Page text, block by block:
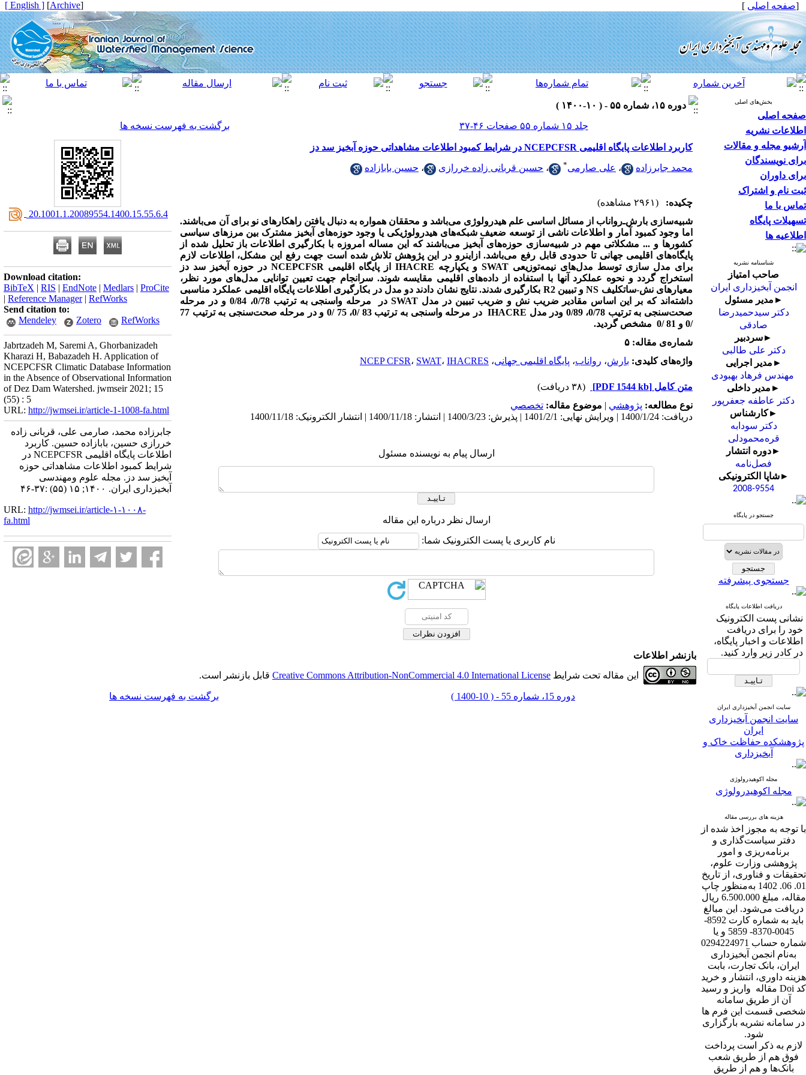
[صفحه اصلی ]
[
Archive
]
[ English ]
بخش‌های اصلی
صفحه اصلی
اطلاعات نشریه
آرشیو مجله و مقالات
برای نویسندگان
برای داوران
ثبت نام و اشتراک
تماس با ما
تسهیلات پایگاه
اطلاعیه ها
شناسنامه نشریه
صاحب امتیاز
انجمن آبخیزداری ایران
►مدیر مسئول
دکتر سیدحمیدرضا
صادقی
►سردبیر
دکتر علی طالبی
►مدیر اجرایی
مهندس فرهاد بهبودی
►مدیر داخلی
دکتر عاطفه جعفرپور
►کارشناس
دکتر سودابه
قره‌محمودلی
►دوره انتشار
فصل‌نامه
►شاپا الکترونیکی
2008-9554
جستجو در پایگاه
جستجوی پیشرفته
دریافت اطلاعات پایگاه
نشانی پست الکترونیک
خود را برای دریافت
اطلاعات و اخبار پایگاه،
در کادر زیر وارد کنید.
سایت انجمن آبخیزداری ایران
سایت انجمن آبخیزداری
ایران
پژوهشکده حفاظت خاک و
آبخیزداری
مجله اکوهیدرولوژی
مجله اکوهیدرولوژی
هزینه های بررسی مقاله
با توجه به مجوز اخذ شده از
دفتر سیاست‌گذاری و
برنامه‌ریزی و امور
پژوهشی وزارت علوم،
تحقیقات و فناوری، از تاریخ
01. 06. 1402 به‌منظور چاپ
مقاله، مبلغ 6.500.000 ریال
دریافت می‌شود. این مبالغ
باید به شماره کارت 8592-
0045-8370- 5859 و یا
شماره حساب 0294224971
به‌نام انجمن آبخیزداری
ایران، بانک تجارت، بابت
هزینه داوری، انتشار و خرید
کد Doi مقاله واریز و رسید
آن از طریق سامانه
شخصی قسمت این فرم ها
در سامانه نشریه بارگزاری
شود.
لازم به ذکر است پرداخت
فوق هم از طریق شعب
بانک‌‌ها و هم از طریق
دوره ۱۵، شماره ۵۵ - ( ۱۰-۱۴۰۰ )
جلد ۱۵ شماره ۵۵ صفحات ۴۶-۳۷
برگشت به فهرست نسخه ها
کاربرد اطلاعات پایگاه اقلیمی NCEPCFSR در شرایط کمبود اطلاعات مشاهداتی حوزه آبخیز سد دز
محمد جابرزاده ، علی صارمی* ، حسین قربانی زاده خررازی ، حسین بابازاده
چکیده:
(۲۹۶۱ مشاهده)
شبیه‌سازی بارش‌ـ‌رواناب از مسائل اساسی علم هیدرولوژی می‌باشد و محققان همواره به دنبال یافتن راهکارهای نو برای آن می‌باشند.
اما وجود کمبود آمار و اطلاعات ناشی از توسعه ضعیف شبکه‌های هیدرولوژیکی یا وجود حوزه‌های آبخیز مشترک بین مرزهای سیاسی
کشورها و ... مشکلاتی مهم در شبیه‌سازی حوزه‌های آبخیز می‌باشند که این مساله امروزه با بکارگیری اطلاعات باز تحلیل شده از
پایگاه‌های اقلیمی جهانی تا حدودی قابل رفع می‌باشد. از‌اینرو در این پژوهش تلاش شده ‌است جهت رفع این مشکل، اطلاعات لازم
برای مدل سازی توسط مدل‌های نیمه‌توزیعی SWAT و یکپارچه IHACRE از پایگاه‌ اقلیمی NCEPCFSR در حوزه آبخیز سد دز
استخراج گردد و نحوه عملکرد آنها با استفاده از داده‌های اقلیمی مقایسه شوند. سرانجام جهت تعیین توانایی مدل‌های مورد نظر،
معیار‌های نش-‌ساتکلیف NS و تبیین R2 بکارگیری شدند. نتایج نشان دادند دو مدل در بکارگیری اطلاعات پایگاه اقلیمی عملکرد مناسبی
داشته‌اند که بر این اساس مقادیر ضریب نش و ضریب تبیین در مدل SWAT در مرحله واسنجی به ترتیب 0/78، 0/84 و در مرحله
صحت‌سنجی به ترتیب 0/78، 0/89 ودر مدل IHACRE
در مرحله واسنجی به ترتیب 83 /0، 75 /0 و در مرحله صحت‌سنجی به ترتیب 77
/0 و 81 /0
مشخص گردید.
شماره‌ی مقاله: ۵
واژه‌های کلیدی: بارش، رواناب، پایگاه اقلیمی جهانی، NCEP CFSR، SWAT، IHACRES
متن کامل [PDF 1544 kb]
(۳۸ دریافت)
نوع مطالعه: پژوهشي | موضوع مقاله: تخصصي
دریافت: 1400/1/24 | ویرایش نهایی: 1401/2/1 | پذیرش: 1400/3/23 | انتشار: 1400/11/18 | انتشار الکترونیک: 1400/11/18
ارسال پیام به نویسنده مسئول
ارسال نظر درباره این مقاله
نام کاربری یا پست الکترونیک شما:
‎ 20.1001.1.20089554.1400.15.55.6.4
Download citation:
BibTeX | RIS | EndNote | Medlars | ProCite
| Reference Manager| RefWorks
Send citation to:
Mendeley
Zotero RefWorks
Jabrtzadeh M, Saremi A, Ghorbanizadeh
Kharazi H, Babazadeh H. Application of
NCEPCFSR Climatic Database Information
in the Absence of Observational Information
of Dez Dam Watershed. jwmseir 2021; 15
(55) : 5
URL: http://jwmsei.ir/article-1-1008-fa.html
جابرزاده محمد، صارمی علی، قربانی زاده
خررازی حسین، بابازاده حسین. کاربرد
اطلاعات پایگاه اقلیمی NCEPCFSR در
شرایط کمبود اطلاعات مشاهداتی حوزه
آبخیز سد دز. مجله علوم ومهندسی
آبخیزداری ایران. ۱۴۰۰; ۱۵ (۵۵) :۳۷-۴۶
URL: http://jwmsei.ir/article-۱-۱۰۰۸-
fa.html
بازنشر اطلاعات
این مقاله تحت شرایط Creative Commons Attribution-NonCommercial 4.0 International License قابل بازنشر است.
دوره 15، شماره 55 - ( 10-1400 ) برگشت به فهرست نسخه ها